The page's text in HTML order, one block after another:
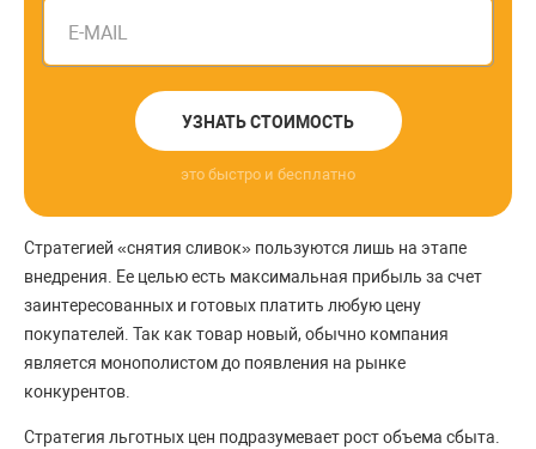
E-MAIL
УЗНАТЬ СТОИМОСТЬ
это быстро и бесплатно
Стратегией «снятия сливок» пользуются лишь на этапе
внедрения. Ее целью есть максимальная прибыль за счет
заинтересованных и готовых платить любую цену
покупателей. Так как товар новый, обычно компания
является монополистом до появления на рынке
конкурентов.
Стратегия льготных цен подразумевает рост объема сбыта.